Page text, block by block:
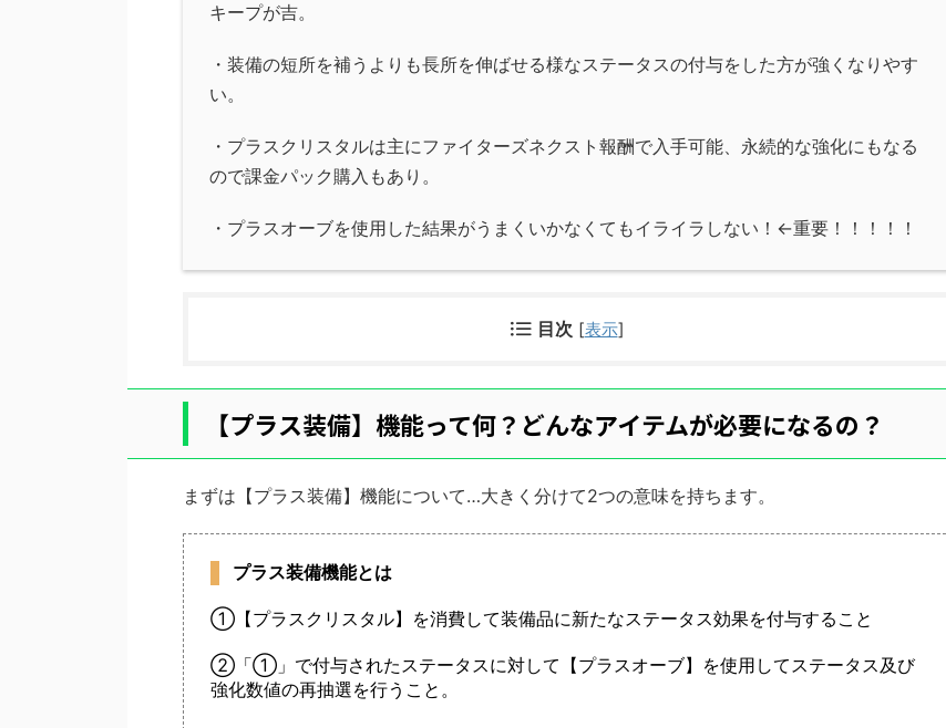
キープが吉。
・装備の短所を補うよりも長所を伸ばせる様なステータスの付与をした方が強くなりやす
い。
・プラスクリスタルは主にファイターズネクスト報酬で入手可能、永続的な強化にもなる
ので課金パック購入もあり。
・プラスオーブを使用した結果がうまくいかなくてもイライラしない！←重要！！！！！
目次 [表示]
【プラス装備】機能って何？どんなアイテムが必要になるの？
まずは【プラス装備】機能について…大きく分けて2つの意味を持ちます。
プラス装備機能とは
①【プラスクリスタル】を消費して装備品に新たなステータス効果を付与すること
②「①」で付与されたステータスに対して【プラスオーブ】を使用してステータス及び
強化数値の再抽選を行うこと。